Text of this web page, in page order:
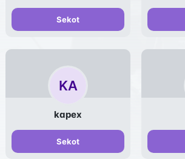
Sekot
KA
kapex
Sekot